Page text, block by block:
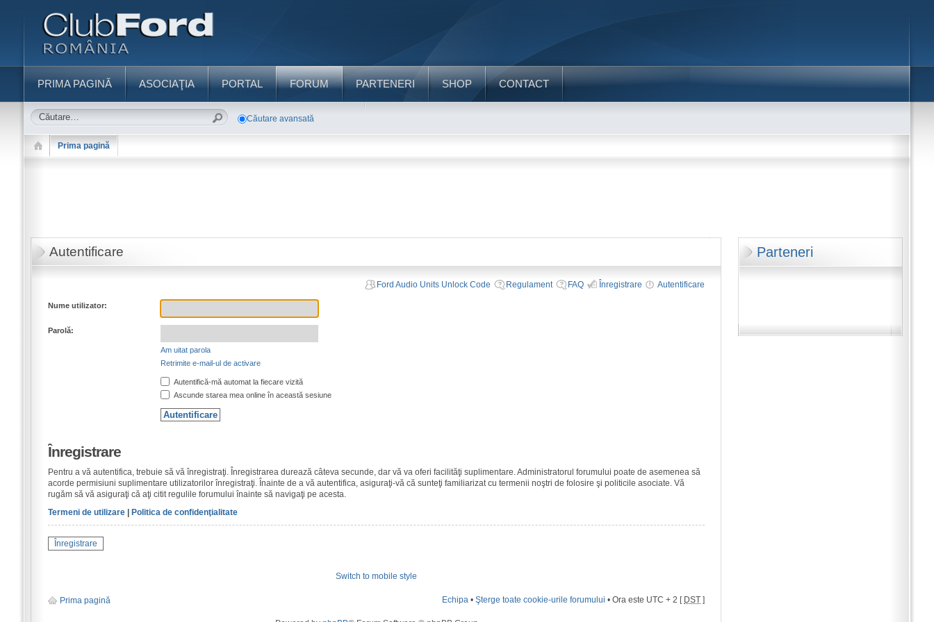
PRIMA PAGINĂ ASOCIAŢIA PORTAL FORUM PARTENERI SHOP CONTACT
Căutare avansată
Prima pagină
Parteneri
Autentificare
Ford Audio Units Unlock Code Regulament FAQ Înregistrare Autentificare
Nume utilizator:
Parolă:
Am uitat parola
Retrimite e-mail-ul de activare
Autentifică-mă automat la fiecare vizită
Ascunde starea mea online în această sesiune
Înregistrare
Pentru a vă autentifica, trebuie să vă înregistraţi. Înregistrarea durează câteva secunde, dar vă va oferi facilităţi suplimentare. Administratorul forumului poate de asemenea să
acorde permisiuni suplimentare utilizatorilor înregistraţi. Înainte de a vă autentifica, asiguraţi-vă că sunteţi familiarizat cu termenii noştri de folosire şi politicile asociate. Vă
rugăm să vă asiguraţi că aţi citit regulile forumului înainte să navigaţi pe acesta.
Termeni de utilizare| Politica de confidenţialitate
Înregistrare
Switch to mobile style
Prima pagină Echipa •Şterge toate cookie-urile forumului • Ora este UTC + 2 [ DST ]